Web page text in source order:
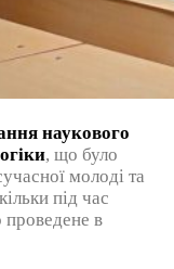
наукового
, що було
молоді та
під час
проведене в